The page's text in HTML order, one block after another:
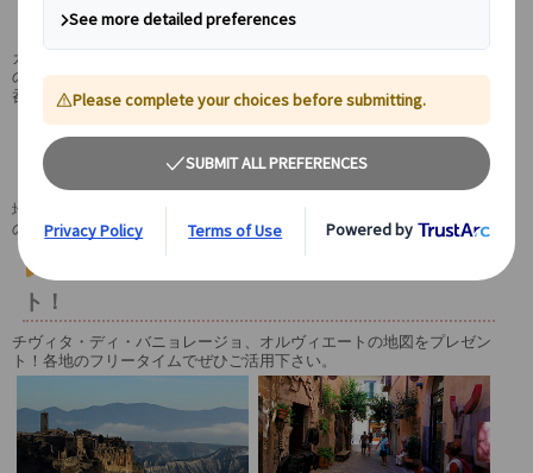
天空の村へ
カランキと呼ばれる浸食された谷間の断崖絶壁に静かにたたずむ天空
の村「チヴィタ・ディ・バニョレージョ」。村の上からは思わぬ息を
呑む感動の絶景が広がっています。
世界一美しい丘上都市・オルヴィエートで自
由散策！
地元食材店や陶器ショップをのぞいたり、荘厳な大聖堂を訪れたり。
のんびりとお散歩感覚でフリータイムをお楽しみ下さい。
ト！
チヴィタ・ディ・バニョレージョ、オルヴィエートの地図をプレゼン
ト！各地のフリータイムでぜひご活用下さい。